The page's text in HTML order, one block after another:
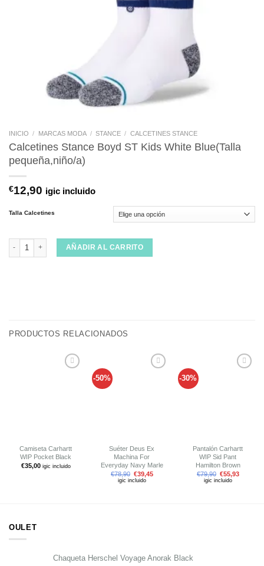
INICIO / MARCAS MODA / STANCE / CALCETINES STANCE
Calcetines Stance Boyd ST Kids White Blue(Talla
pequeña,niño/a)
€12,90 igic incluido
Talla Calcetines
Calcetines Stance Boyd ST Kids White Blue(Talla pequeña,niño/a) cantidad
AÑADIR AL CARRITO
PRODUCTOS RELACIONADOS
Camiseta Carhartt
WIP Pocket Black
€35,00 igic incluido
-50%
Suéter Deus Ex
Machina For
Everyday Navy Marle
€78,90 €39,45
igic incluido
-30%
Pantalón Carhartt
WIP Sid Pant
Hamilton Brown
€79,90 €55,93
igic incluido
OULET
Chaqueta Herschel Voyage Anorak Black